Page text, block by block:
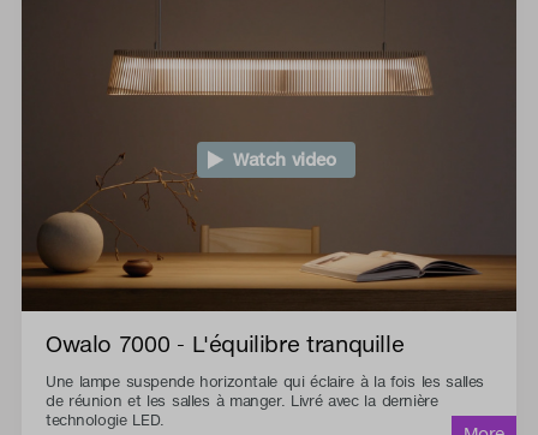
Watch video
Owalo 7000 - L'équilibre tranquille
Une lampe suspende horizontale qui éclaire à la fois les salles
de réunion et les salles à manger. Livré avec la dernière
technologie LED.